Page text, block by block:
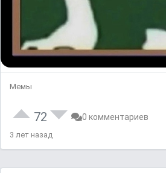
Мемы
72 0 комментариев
3 лет назад